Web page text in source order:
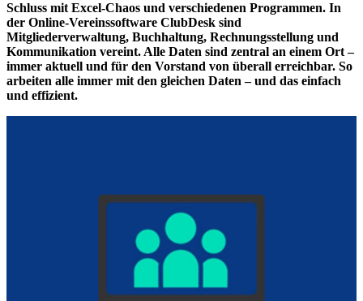
Schluss mit Excel-Chaos und verschiedenen Programmen. In
der Online-Vereinssoftware ClubDesk sind
Mitgliederverwaltung, Buchhaltung, Rechnungsstellung und
Kommunikation vereint. Alle Daten sind zentral an einem Ort –
immer aktuell und für den Vorstand von überall erreichbar. So
arbeiten alle immer mit den gleichen Daten – und das einfach
und effizient.